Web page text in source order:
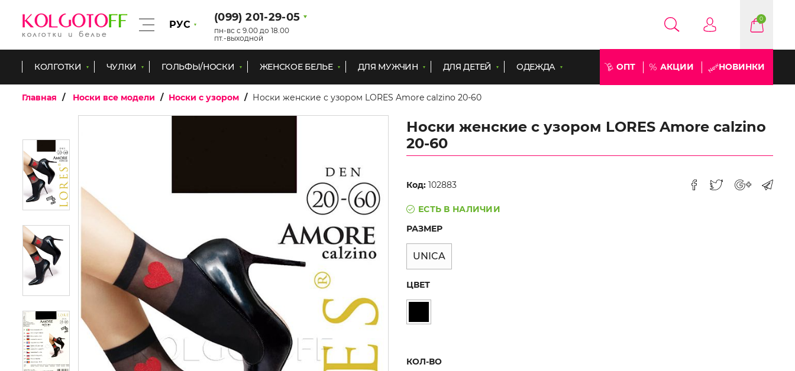
РУС
(099) 201-29-05
пн-вс с 9.00 до 18.00
пт.-выходной
0
КОЛГОТКИ ЧУЛКИ ГОЛЬФЫ/НОСКИ ЖЕНСКОЕ БЕЛЬЕ ДЛЯ МУЖЧИН ДЛЯ ДЕТЕЙ ОДЕЖДА ОПТ АКЦИИ НОВИНКИ
Главная Носки все модели Носки с узором Носки женские с узором LORES Amore calzino 20-60
Носки женские с узором LORES Amore calzino
20-60
Код: 102883
ЕСТЬ В НАЛИЧИИ
РАЗМЕР
UNICA
ЦВЕТ
КОЛ-ВО